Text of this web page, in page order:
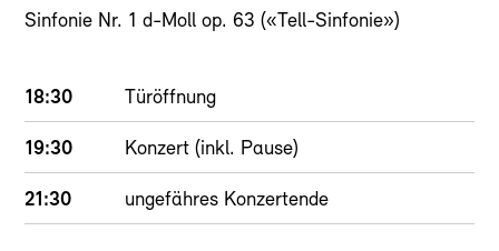
Sinfonie Nr. 1 d-Moll op. 63 («Tell-Sinfonie»)
18:30 Türöffnung
19:30 Konzert (inkl. Pause)
21:30 ungefähres Konzertende